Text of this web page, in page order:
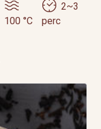
100 °C
2~3
perc